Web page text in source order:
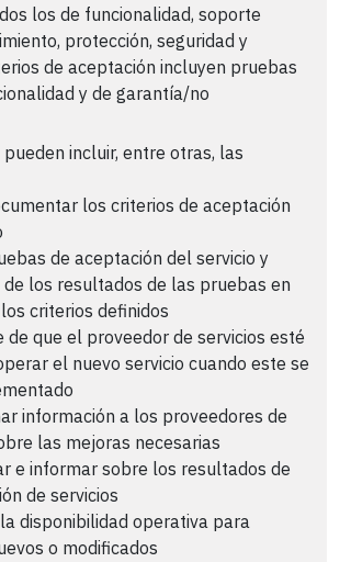
los de funcionalidad, soporte
protección, seguridad y
de aceptación incluyen pruebas
y de garantía/no
pueden incluir, entre otras, las
los criterios de aceptación
de aceptación del servicio y
los resultados de las pruebas en
criterios definidos
de que el proveedor de servicios esté
el nuevo servicio cuando este se
información a los proveedores de
las mejoras necesarias
e informar sobre los resultados de
de servicios
disponibilidad operativa para
o modificados